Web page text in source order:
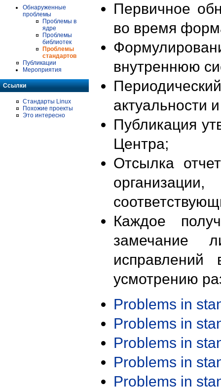
Обнаруженные
проблемы
Проблемы в
ядре
Проблемы
библиотек
Проблемы
стандартов
Публикации
Мероприятия
Ссылки
Стандарты Linux
Похожие проекты
Это интересно
Первичное
во время
внутреннюю
актуальности
Публикация
Центра;
Отсылка
Каждое
замечание
исправлений
усмотрению
Problems in
Problems in
Problems in
Problems in
Problems in